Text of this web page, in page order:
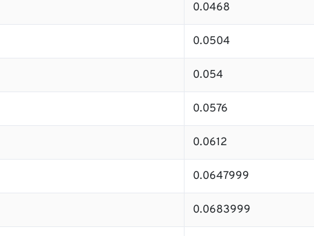
0.0468
0.0504
0.054
0.0576
0.0612
0.0647999
0.0683999